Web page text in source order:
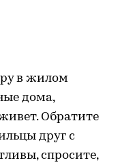
в жилом
дома,
Обратите
друг с
спросите,